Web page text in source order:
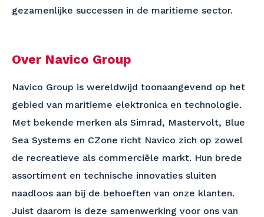
gezamenlijke successen in de maritieme sector.
Over Navico Group
Navico Group is wereldwijd toonaangevend op het
gebied van maritieme elektronica en technologie.
Met bekende merken als Simrad, Mastervolt, Blue
Sea Systems en CZone richt Navico zich op zowel
de recreatieve als commerciële markt. Hun brede
assortiment en technische innovaties sluiten
naadloos aan bij de behoeften van onze klanten.
Juist daarom is deze samenwerking voor ons van